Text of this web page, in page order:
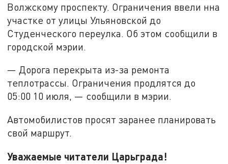
Волжскому проспекту. Ограничения ввели нна
участке от улицы Ульяновской до
Студенческого переулка. Об этом сообщили в
городской мэрии.
— Дорога перекрыта из-за ремонта
теплотрассы. Ограничения продлятся до
05:00 10 июля, — сообщили в мэрии.
Автомобилистов просят заранее планировать
свой маршрут.
Уважаемые читатели Царьграда!